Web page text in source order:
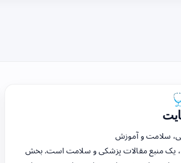
سلامت و آموزش
یک منبع مقالات پزشکی و سلامت است. بخش